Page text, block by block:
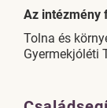
Az intézmény
Tolna és
Gyermekjóléti